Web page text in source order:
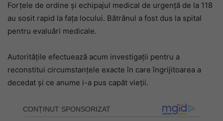
Forțele de ordine și echipajul medical de urgență de la 118
au sosit rapid la fața locului. Bătrânul a fost dus la spital
pentru evaluări medicale.
Autoritățile efectuează acum investigații pentru a
reconstitui circumstanțele exacte în care îngrijitoarea a
decedat și ce anume i-a pus capăt vieții.